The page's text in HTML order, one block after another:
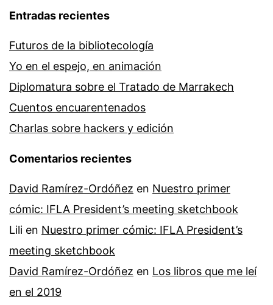
Entradas recientes
Futuros de la bibliotecología
Yo en el espejo, en animación
Diplomatura sobre el Tratado de Marrakech
Cuentos encuarentenados
Charlas sobre hackers y edición
Comentarios recientes
David Ramírez-Ordóñez en Nuestro primer
cómic: IFLA President’s meeting sketchbook
Lili en Nuestro primer cómic: IFLA President’s
meeting sketchbook
David Ramírez-Ordóñez en Los libros que me leí
en el 2019